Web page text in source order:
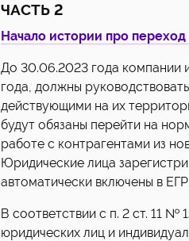
ЧАСТЬ 2
Начало истории про
До 30.06.2023 года компании
года, должны
действующими на их
будут обязаны перейти на
работе с контрагентами из
Юридические лица
автоматически включены в
В соответствии с п. 2 ст. 11 №
юридических лиц и